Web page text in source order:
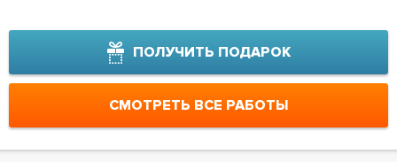
ПОЛУЧИТЬ ПОДАРОК
СМОТРЕТЬ ВСЕ РАБОТЫ